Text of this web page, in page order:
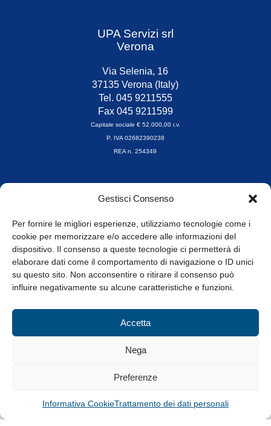
Gestisci Consenso
Per fornire le migliori esperienze, utilizziamo tecnologie come i
cookie per memorizzare e/o accedere alle informazioni del
dispositivo. Il consenso a queste tecnologie ci permetterà di
elaborare dati come il comportamento di navigazione o ID unici
su questo sito. Non acconsentire o ritirare il consenso può
influire negativamente su alcune caratteristiche e funzioni.
Accetta
Nega
Preferenze
Informativa CookieTrattamento dei dati personali
UPA Servizi srl
Verona
Via Selenia, 16
37135 Verona (Italy)
Tel. 045 9211555
Fax 045 9211599
Capitale sociale € 52.000,00 i.v.
P. IVA 02682390238
REA n. 254349
Orari di apertura
8.30-13.00 / 14.00-17.30
Whistleblowing
© Tutti i diritti riservati
Privacy Policy e Cookie|Informativa Cookie